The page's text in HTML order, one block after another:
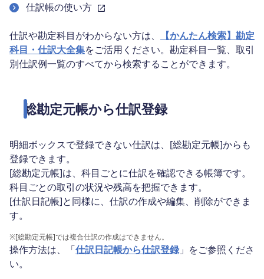
仕訳帳の使い方
仕訳や勘定科目がわからない方は、
【かんたん検索】勘定
科目・仕訳大全集をご活用ください。勘定科目一覧、取引
別仕訳例一覧のすべてから検索することができます。
総勘定元帳から仕訳登録
明細ボックスで登録できない仕訳は、[総勘定元帳]からも
登録できます。
[総勘定元帳]は、科目ごとに仕訳を確認できる帳簿です。
科目ごとの取引の状況や残高を把握できます。
[仕訳日記帳]と同様に、仕訳の作成や編集、削除ができま
す。
※[総勘定元帳]では複合仕訳の作成はできません。
操作方法は、「仕訳日記帳から仕訳登録 」をご参照くださ
い。